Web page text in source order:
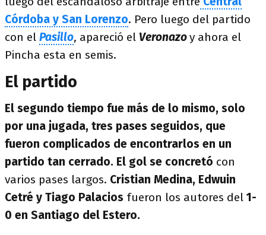
Córdoba y San Lorenzo. Pero luego del partido
con el Pasillo, apareció el Veronazoy ahora el
Pincha esta en semis.
El partido
El segundo tiempo fue más de lo mismo, solo
por una jugada, tres pases seguidos, que
fueron complicados de encontrarlos en un
partido tan cerrado. El gol se concretó con
varios pases largos. Cristian Medina, Edwuin
Cetré y Tiago Palacios fueron los autores del 1-
0 en Santiago del Estero.